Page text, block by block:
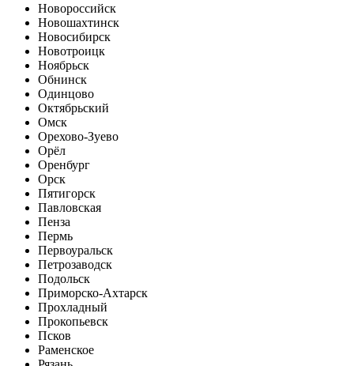
Новороссийск
Новошахтинск
Новосибирск
Новотроицк
Ноябрьск
Обнинск
Одинцово
Октябрьский
Омск
Орехово-Зуево
Орёл
Оренбург
Орск
Пятигорск
Павловская
Пенза
Пермь
Первоуральск
Петрозаводск
Подольск
Приморско-Ахтарск
Прохладный
Прокопьевск
Псков
Раменское